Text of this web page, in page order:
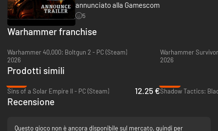
annunciato alla Gamescom
5
Warhammer franchise
Warhammer 40,000: Boltgun 2 - PC (Steam)
2026
Warhammer
2026
Prodotti simili
Sins of a Solar Empire II - PC (Steam)
12.25 €
Recensione
Questo gioco non è ancora disponibile sul mercato, quindi per